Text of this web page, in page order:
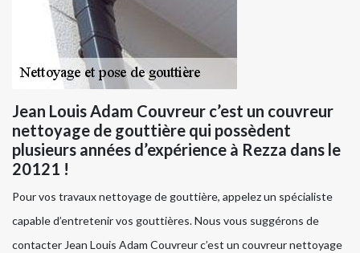
Jean Louis Adam Couvreur c’est un couvreur
nettoyage de gouttière qui possèdent
plusieurs années d’expérience à Rezza dans le
20121 !
Pour vos travaux nettoyage de gouttière, appelez un spécialiste
capable d’entretenir vos gouttières. Nous vous suggérons de
contacter Jean Louis Adam Couvreur c’est un couvreur nettoyage